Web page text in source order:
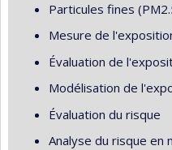
Particules fines
Mesure de
Évaluation de
Modélisation de
Évaluation du risque
Analyse du risque en